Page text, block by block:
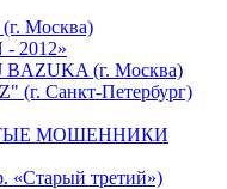
Москва)
- 2012»
BAZUKA (г. Москва)
(г. Санкт-Петербург)
МОШЕННИКИ
«Старый третий»)